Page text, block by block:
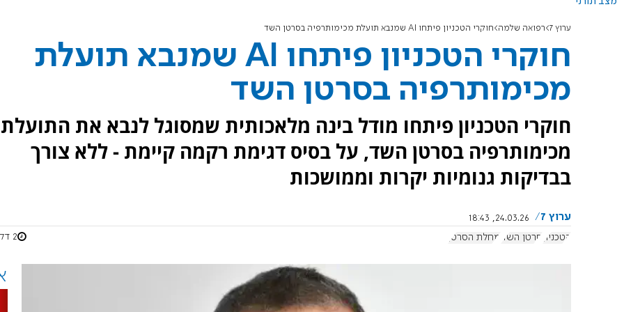
ערוץ 7 רפואה שלמה חוקרי הטכניון פיתחו AI שמנבא תועלת מכימותרפיה בסרטן השד
חוקרי הטכניון פיתחו AI שמנבא תועלת
מכימותרפיה בסרטן השד
חוקרי הטכניון פיתחו מודל בינה מלאכותית שמסוגל לנבא את התועלת
מכימותרפיה בסרטן השד, על בסיס דגימת רקמה קיימת - ללא צורך
בבדיקות גנומיות יקרות וממושכות
ערוץ 7
24.03.26, 18:43
הטכניון
סרטן השד מחלת הסרטן 2 דקות